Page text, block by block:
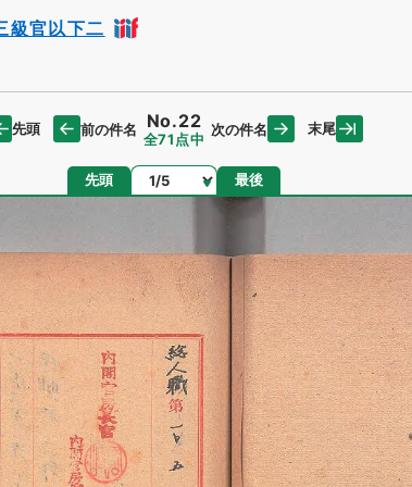
級官以下二
先頭 前の件名 No.22
全71点中
次の件名 末尾
先頭 ページ 最後